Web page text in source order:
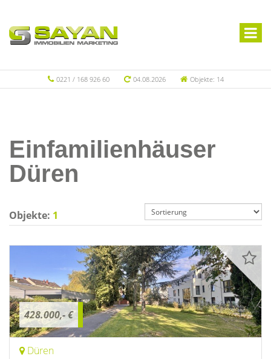
0221 / 168 926 60 04.08.2026 Objekte: 14
Einfamilienhäuser
Düren
Objekte: 1
428.000,- €
Düren